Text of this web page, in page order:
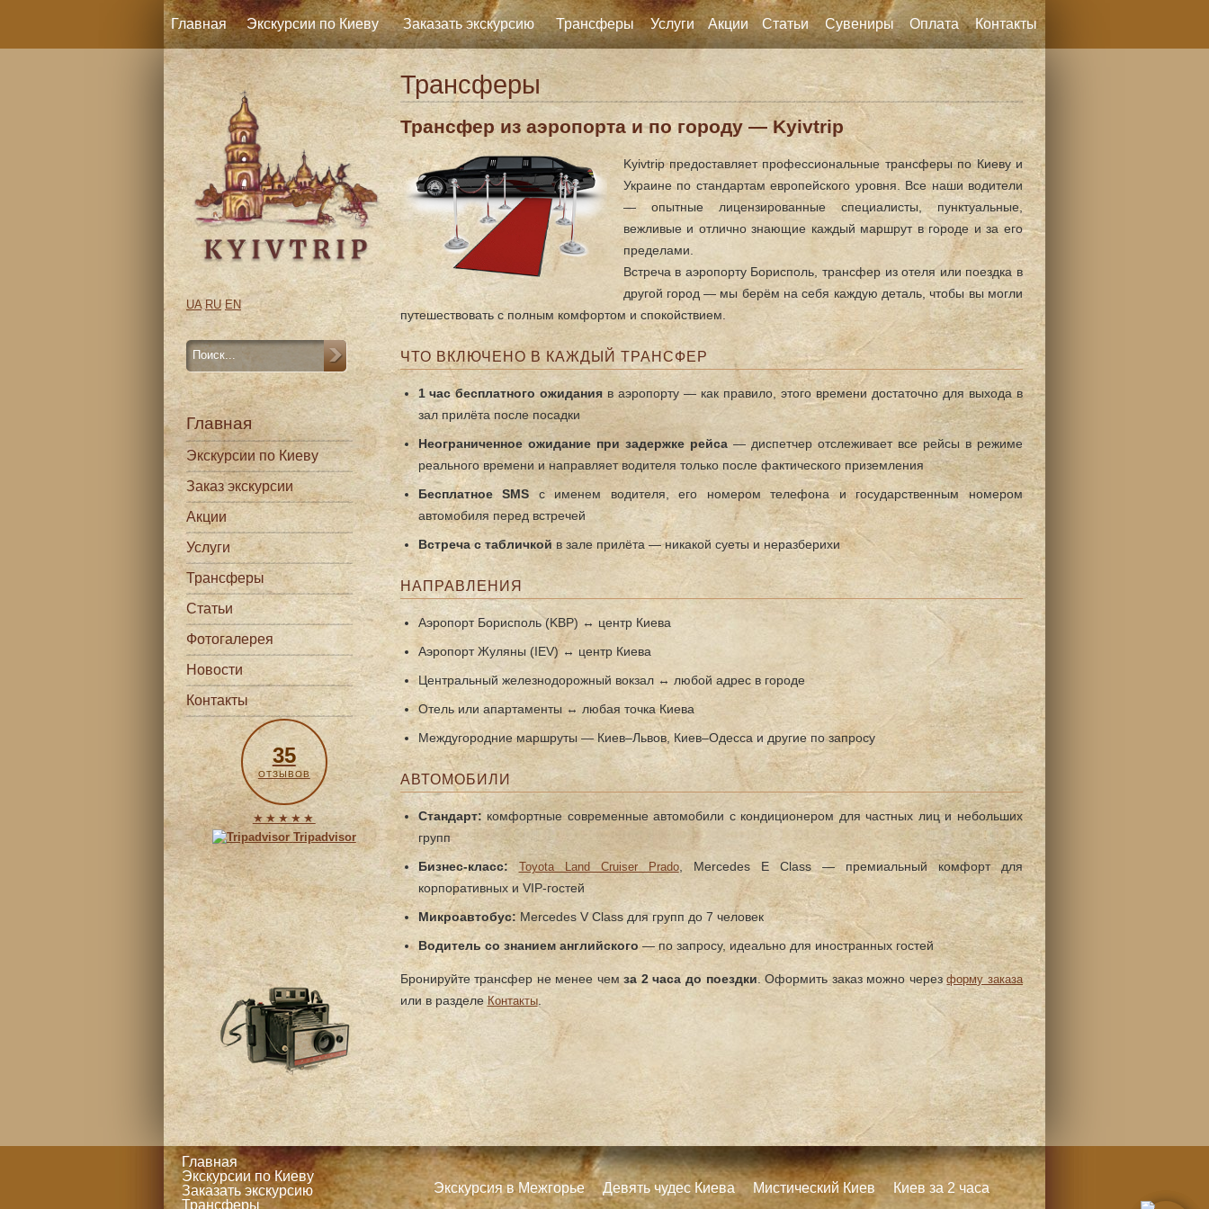
Главная Экскурсии по Киеву Заказать экскурсию Трансферы Услуги Акции Статьи Сувениры Оплата Контакты
UA RU EN
Главная
Экскурсии по Киеву
Заказ экскурсии
Акции
Услуги
Трансферы
Статьи
Фотогалерея
Новости
Контакты
35
ОТЗЫВОВ
★★★★★
Tripadvisor
Трансферы
Трансфер из аэропорта и по городу — Kyivtrip
Kyivtrip предоставляет профессиональные трансферы по Киеву и
Украине по стандартам европейского уровня. Все наши водители
— опытные лицензированные специалисты, пунктуальные,
вежливые и отлично знающие каждый маршрут в городе и за его
пределами.
Встреча в аэропорту Борисполь, трансфер из отеля или поездка в
другой город — мы берём на себя каждую деталь, чтобы вы могли
путешествовать с полным комфортом и спокойствием.
ЧТО ВКЛЮЧЕНО В КАЖДЫЙ ТРАНСФЕР
1 час бесплатного ожидания в аэропорту — как правило, этого времени достаточно для выхода в
зал прилёта после посадки
Неограниченное ожидание при задержке рейса— диспетчер отслеживает все рейсы в режиме
реального времени и направляет водителя только после фактического приземления
Бесплатное SMS с именем водителя, его номером телефона и государственным номером
автомобиля перед встречей
Встреча с табличкой в зале прилёта — никакой суеты и неразберихи
НАПРАВЛЕНИЯ
Аэропорт Борисполь (KBP) ↔ центр Киева
Аэропорт Жуляны (IEV) ↔ центр Киева
Центральный железнодорожный вокзал ↔ любой адрес в городе
Отель или апартаменты ↔ любая точка Киева
Междугородние маршруты — Киев–Львов, Киев–Одесса и другие по запросу
АВТОМОБИЛИ
Стандарт: комфортные современные автомобили с кондиционером для частных лиц и небольших
групп
Бизнес-класс:
Toyota Land Cruiser Prado, Mercedes E Class — премиальный комфорт для
корпоративных и VIP-гостей
Микроавтобус:Mercedes V Class для групп до 7 человек
Водитель со знанием английского — по запросу, идеально для иностранных гостей
Бронируйте трансфер не менее чемза 2 часа до поездки . Оформить заказ можно черезформу заказа
или в разделеКонтакты.
Главная
Экскурсии по Киеву
Заказать экскурсию
Трансферы
Экскурсия в Межгорье Девять чудес Киева Мистический Киев Киев за 2 часа